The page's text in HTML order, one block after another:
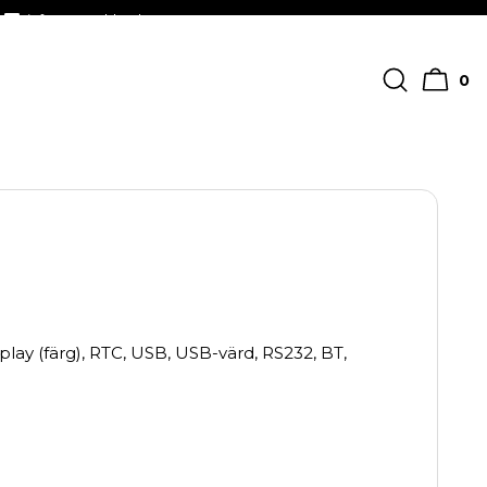
info@streckkodscenter.se
0
(färg), RTC, USB, USB-värd, RS232, BT,